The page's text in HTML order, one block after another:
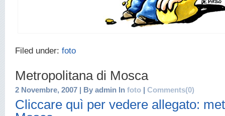
Filed under: foto
Metropolitana di Mosca
2 Novembre, 2007 | By admin In foto | Comments(0)
Cliccare quì per vedere allegato: